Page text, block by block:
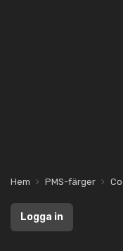
Hem PMS-färger
Logga in